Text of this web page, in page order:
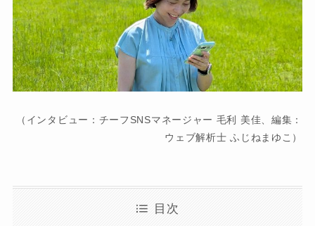
（インタビュー：チーフSNSマネージャー 毛利 美佳、編集：
ウェブ解析士 ふじねまゆこ）
目次